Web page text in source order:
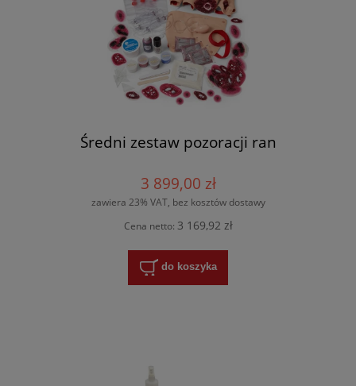
Średni zestaw pozoracji ran
3 899,00 zł
zawiera 23% VAT, bez kosztów dostawy
Cena netto: 3 169,92 zł
do koszyka